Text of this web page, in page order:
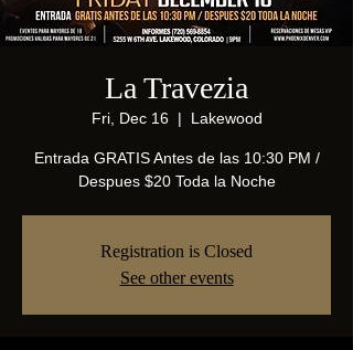
La Travezia
Fri, Dec 16
  |
Lakewood
Entrada GRATIS Antes de las 10:30 PM /
Despues $20 Toda la Noche
Registration is Closed
See other events